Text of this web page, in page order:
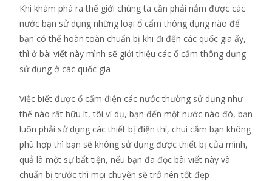
Khi khám phá ra thế giới chúng ta cần phải nắm được các
nước bạn sử dụng những loại ổ cấm thông dụng nào để
bạn có thể hoàn toàn chuẩn bị khi đi đến các quốc gia ấy,
thì ở bài viết này mình sẽ giới thiệu các ổ cấm thông dụng
sử dụng ở các quốc gia
Việc biết được ổ cấm điện các nước thường sử dụng như
thế nào rất hữu ít, tôi ví dụ, bạn đến một nước nào đó, bạn
luôn phải sử dụng các thiết bị điện thì, chui cắm bạn không
phù hợp thì bạn sẽ không sử dụng được thiết bị của mình,
quả là một sự bất tiện, nếu bạn đã đọc bài viết này và
chuẩn bị trước thì mọi chuyện sẽ trở nên tốt đẹp